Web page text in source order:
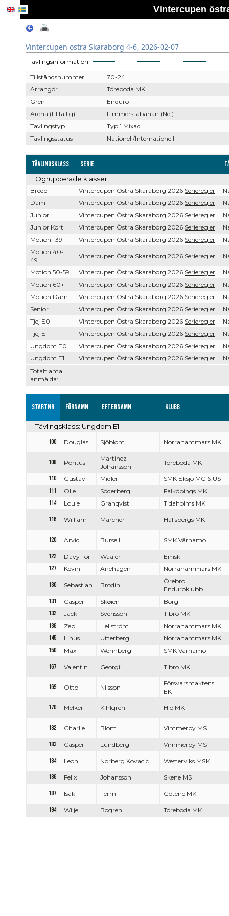
Vintercupen
Vintercupen östra Skaraborg 4-6, 2026-02-07
Tävlingsinformation
Tillståndsnummer
70-24
Arrangör
Töreboda MK
Gren
Enduro
Arena (tillfällig)
Fimmerstabanan (Nej)
Tävlingstyp
Typ 1 Mixad
Tävlingsstatus
Nationell/Internationell
Tävlingsklass Serie
Totalt antal
anmälda:
Ogrupperade klasser
Bredd Vintercupen Östra Skaraborg 2026 Serieregler
Dam
Vintercupen Östra Skaraborg 2026 Serieregler
Junior
Vintercupen Östra Skaraborg 2026 Serieregler
Junior Kort
Vintercupen Östra Skaraborg 2026 Serieregler
Motion -39
Vintercupen Östra Skaraborg 2026 Serieregler
Motion 40-
49
Vintercupen Östra Skaraborg 2026 Serieregler
Motion 50-59 Vintercupen Östra Skaraborg 2026 Serieregler
Motion 60+
Vintercupen Östra Skaraborg 2026 Serieregler
Motion Dam
Vintercupen Östra Skaraborg 2026 Serieregler
Senior
Vintercupen Östra Skaraborg 2026 Serieregler
Tjej E0
Vintercupen Östra Skaraborg 2026 Serieregler
Tjej E1
Vintercupen Östra Skaraborg 2026 Serieregler
Ungdom E0
Vintercupen Östra Skaraborg 2026 Serieregler
Ungdom E1
Vintercupen Östra Skaraborg 2026 Serieregler
Startnr Förnamn Efternamn Klubb
Tävlingsklass: Ungdom E1
100 Douglas Sjöblom Norrahammars MK
108 Pontus
Martinez
Johansson
Töreboda MK
110 Gustav Midler
SMK Eksjö MC & US
111
Olle Söderberg
Falköpings MK
114
Louie Granqvist Tidaholms MK
116 William Marcher Hallsbergs MK
120 Arvid Bursell SMK Värnamo
122 Davy Tor Waaler
Emsk
127
Kevin Anehagen Norrahammars MK
130 Sebastian Brodin
Örebro
Enduroklubb
131
Casper Skøien
Borg
132
Jack Svensson
Tibro MK
136
Zeb Hellström
Norrahammars MK
145
Linus Utterberg
Norrahammars MK
150
Max Wennberg SMK Värnamo
167 Valentin Georgii Tibro MK
169 Otto Nilsson
Försvarsmaktens
EK
170 Melker Kihlgren Hjo MK
182 Charlie Blom Vimmerby MS
183 Casper Lundberg Vimmerby MS
184 Leon Norberg Kovacic Westerviks MSK
186 Felix Johansson Skene MS
187 Isak Ferm Götene MK
194 Wilje Bogren Töreboda MK